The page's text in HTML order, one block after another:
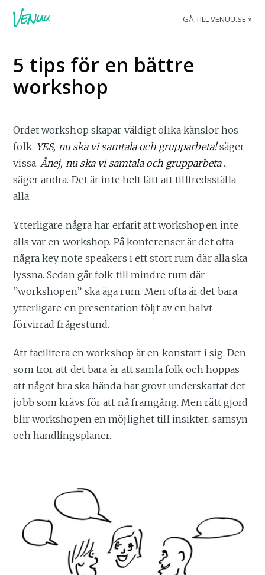
GÅ TILL VENUU.SE
5 tips för en bättre
workshop
Ordet workshop skapar väldigt olika känslor hos
folk. YES, nu ska vi samtala och grupparbeta!säger
vissa.Ånej, nu ska vi samtala och grupparbeta…
säger andra. Det är inte helt lätt att tillfredsställa
alla.
Ytterligare några har erfarit att workshopen inte
alls var en workshop. På konferenser är det ofta
några key note speakers i ett stort rum där alla ska
lyssna. Sedan går folk till mindre rum där
”workshopen” ska äga rum. Men ofta är det bara
ytterligare en presentation följt av en halvt
förvirrad frågestund.
Att facilitera en workshop är en konstart i sig. Den
som tror att det bara är att samla folk och hoppas
att något bra ska hända har grovt underskattat det
jobb som krävs för att nå framgång. Men rätt gjord
blir workshopen en möjlighet till insikter, samsyn
och handlingsplaner.